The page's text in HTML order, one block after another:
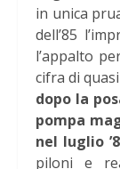
in unica
dell’85
l’appalto
cifra di
dopo la
pompa
nel luglio
piloni e